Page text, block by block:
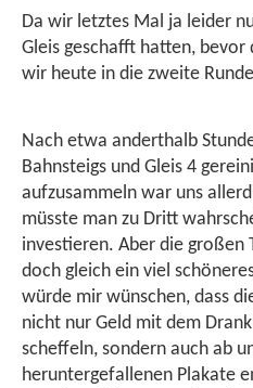
Da wir letztes Mal ja leider
Gleis geschafft hatten, bevor
wir heute in die zweite
Nach etwa anderthalb
Bahnsteigs und Gleis 4
aufzusammeln war uns
müsste man zu Dritt
investieren. Aber die großen
doch gleich ein viel
würde mir wünschen, dass
nicht nur Geld mit dem
scheffeln, sondern auch ab
heruntergefallenen Plakate